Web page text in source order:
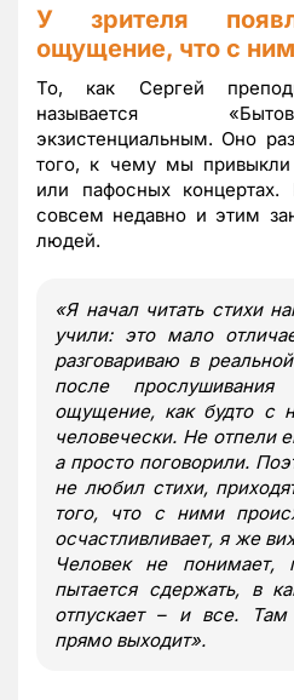
У зрителя
ощущение, что с
То, как Сергей
называется
экзистенциальным. Оно
того, к чему мы привыкли
или пафосных концертах.
совсем недавно и этим
людей.
«Я начал читать стихи
учили: это мало
разговариваю в
после прослушивания
ощущение, как будто с
человечески. Не отпели
а просто поговорили.
не любил стихи,
того, что с ними
осчастливливает, я же
Человек не понимает,
пытается сдержать, в
отпускает – и все.
прямо выходит».